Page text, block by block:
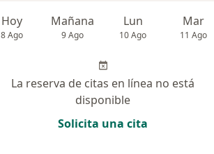
Hoy
8 Ago
Mañana
9 Ago
Lun
10 Ago
Mar
11 Ago
La reserva de citas en línea no está
disponible
Solicita una cita